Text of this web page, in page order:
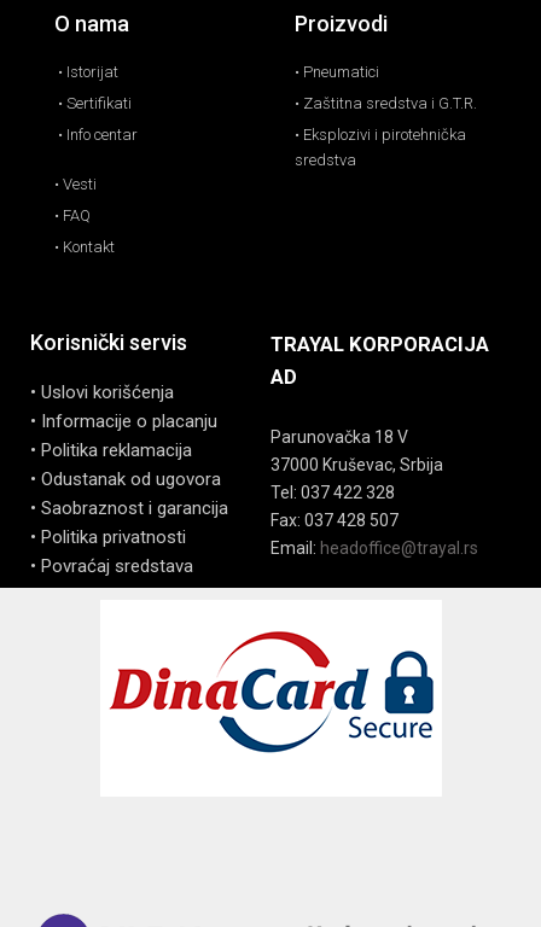
O nama
• Istorijat
• Sertifikati
• Info centar
• Vesti
• FAQ
• Kontakt
Proizvodi
• Pneumatici
• Zaštitna sredstva i G.T.R.
• Eksplozivi i pirotehnička
sredstva
Korisnički servis
• Uslovi korišćenja
• Informacije o placanju
• Politika reklamacija
• Odustanak od ugovora
• Saobraznost i garancija
• Politika privatnosti
• Povraćaj sredstava
TRAYAL KORPORACIJA
AD
Parunovačka 18 V
37000 Kruševac, Srbija
Tel: 037 422 328
Fax: 037 428 507
Email: headoffice@trayal.rs